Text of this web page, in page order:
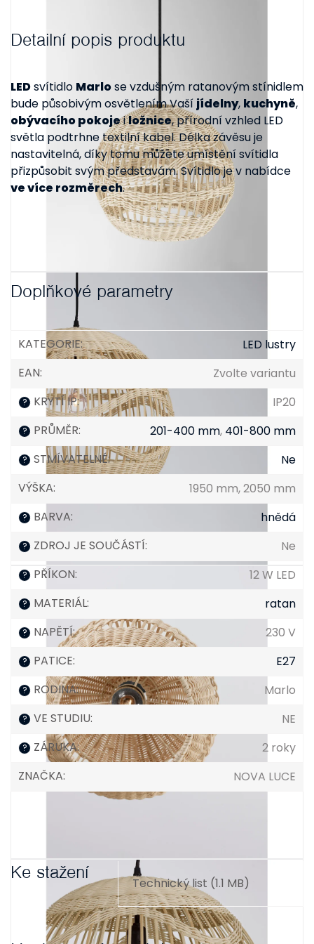
Detailní popis produktu
LEDsvítidlo Marlose vzdušným ratanovým stínidlem
bude působivým osvětlením Vaší jídelny, kuchyně,
obývacího pokojeiložnice, přírodní vzhled LED
světla podtrhne textilní kabel. Délka závěsu je
nastavitelná, díky tomu můžete umístění svítidla
přizpůsobit svým představám. Svítidlo je v nabídce
ve více rozměrech.
Doplňkové parametry
KATEGORIE:
LED lustry
EAN: Zvolte variantu
? KRYTÍ IP: IP20
? PRŮMĚR: 201-400 mm, 401-800 mm
? STMÍVATELNÉ:
Ne
VÝŠKA: 1950 mm, 2050 mm
? BARVA: hnědá
? ZDROJ JE SOUČÁSTÍ: Ne
? PŘÍKON: 12 W LED
? MATERIÁL: ratan
? NAPĚTÍ: 230 V
? PATICE: E27
? RODINA: Marlo
? VE STUDIU: NE
? ZÁRUKA:
2 roky
ZNAČKA: NOVA LUCE
Ke stažení
Technický list (1.1 MB)